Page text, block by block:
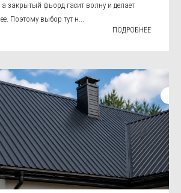
а закрытый фьорд гасит волну и делает
Поэтому выбор тут н...
ПОДРОБНЕЕ